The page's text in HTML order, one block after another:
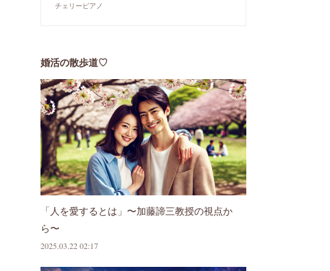
チェリーピアノ
婚活の散歩道♡
「人を愛するとは」〜加藤諦三教授の視点か
ら〜
2025.03.22 02:17